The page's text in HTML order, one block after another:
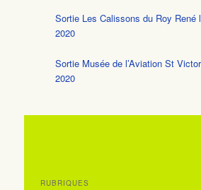
Sortie Les Calissons du Roy René
2020
Sortie Musée de l’Aviation St
2020
RUBRIQUES